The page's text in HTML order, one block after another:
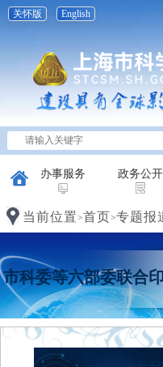
关怀版 English
办事服务 政务公开
创新研究 科普天地
当前位置>首页>专题报
市科委等六部委联合